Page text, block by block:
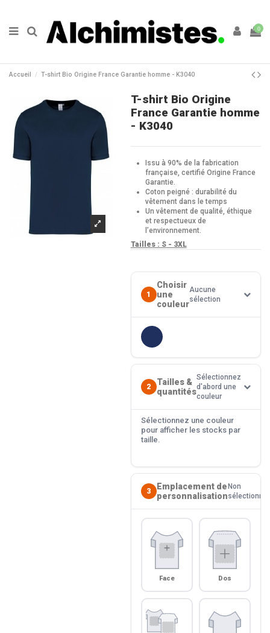
0
Accueil T-shirt Bio Origine France Garantie homme - K3040
T-shirt Bio Origine
France Garantie homme
- K3040
Issu à 90% de la fabrication
française, certifié Origine France
Garantie.
Coton peigné : durabilité du
vêtement dans le temps
Un vêtement de qualité, éthique
et respectueux de
l’environnement.
Tailles : S - 3XL
1
Choisir
une
couleur
Aucune
sélection
2
Tailles &
quantités
Sélectionnez
d'abord une
couleur
Sélectionnez une couleur
pour afficher les stocks par
taille.
3
Emplacement de
personnalisation
Non
sélectionné
Face Dos